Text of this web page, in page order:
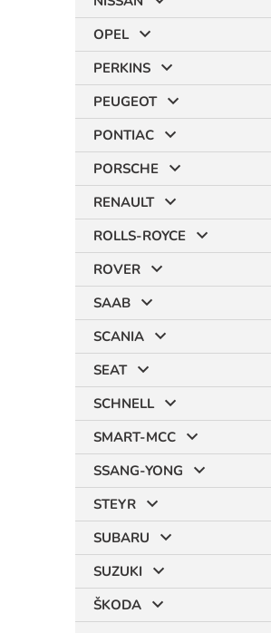
OPEL
PERKINS
PEUGEOT
PONTIAC
PORSCHE
RENAULT
ROLLS-ROYCE
ROVER
SAAB
SCANIA
SEAT
SCHNELL
SMART-MCC
SSANG-YONG
STEYR
SUBARU
SUZUKI
ŠKODA